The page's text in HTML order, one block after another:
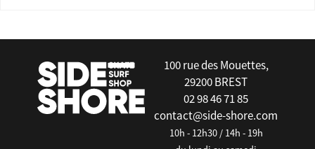
100 rue des Mouettes,
29200 BREST
02 98 46 71 85
contact@side-shore.com
10h - 12h30 / 14h - 19h